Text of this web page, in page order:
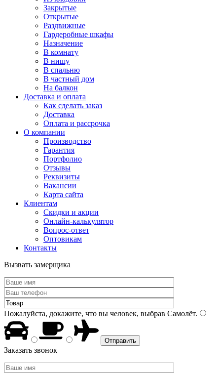
Закрытые
Открытые
Раздвижные
Гардеробные шкафы
Назначение
В комнату
В нишу
В спальню
В частный дом
На балкон
Доставка и оплата
Как сделать заказ
Доставка
Оплата и рассрочка
О компании
Производство
Гарантия
Портфолио
Отзывы
Реквизиты
Вакансии
Карта сайта
Клиентам
Скидки и акции
Онлайн-калькулятор
Вопрос-ответ
Оптовикам
Контакты
Вызвать замерщика
Пожалуйста, докажите, что вы человек, выбрав Самолёт.
Заказать звонок